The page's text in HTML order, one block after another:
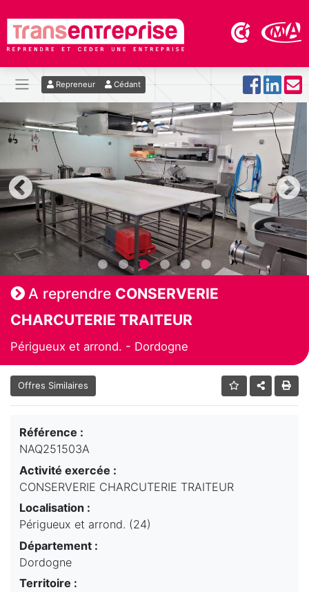
Repreneur Cédant
A reprendre CONSERVERIE
CHARCUTERIE TRAITEUR
Périgueux et arrond. - Dordogne
Offres Similaires
Référence :
NAQ251503A
Activité exercée :
CONSERVERIE CHARCUTERIE TRAITEUR
Localisation :
Périgueux et arrond. (24)
Département :
Dordogne
Territoire :